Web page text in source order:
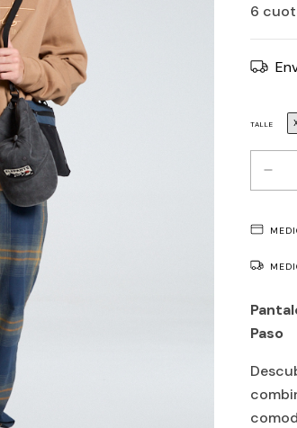
6
TALLE
Paso